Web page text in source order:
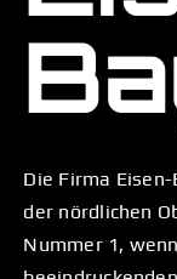
Die Firma
der nördlichen
Nummer 1,